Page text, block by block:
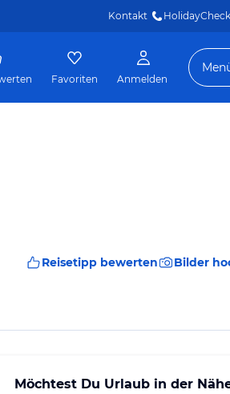
Kontakt HolidayCheck
Favoriten Anmelden
Reisetipp bewerten Bilder
Möchtest Du Urlaub in der